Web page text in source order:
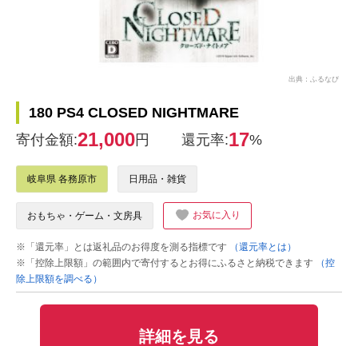
出典：ふるなび
180 PS4 CLOSED NIGHTMARE
寄付金額:21,000円 還元率:17%
岐阜県 各務原市 日用品・雑貨
おもちゃ・ゲーム・文房具 お気に入り
※「還元率」とは返礼品のお得度を測る指標です
（還元率とは）
※「控除上限額」の範囲内で寄付するとお得にふるさと納税できます
（控
除上限額を調べる）
詳細を見る